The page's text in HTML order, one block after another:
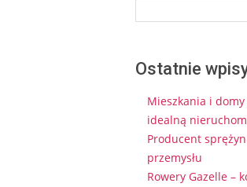
Ostatnie
Mieszkania i
idealną
Producent
przemysłu
Rowery Gazelle –